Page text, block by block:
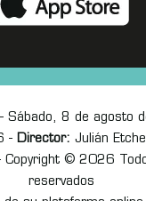
Sábado, 8 de agosto
- Director: Julián
Copyright © 2026
reservados